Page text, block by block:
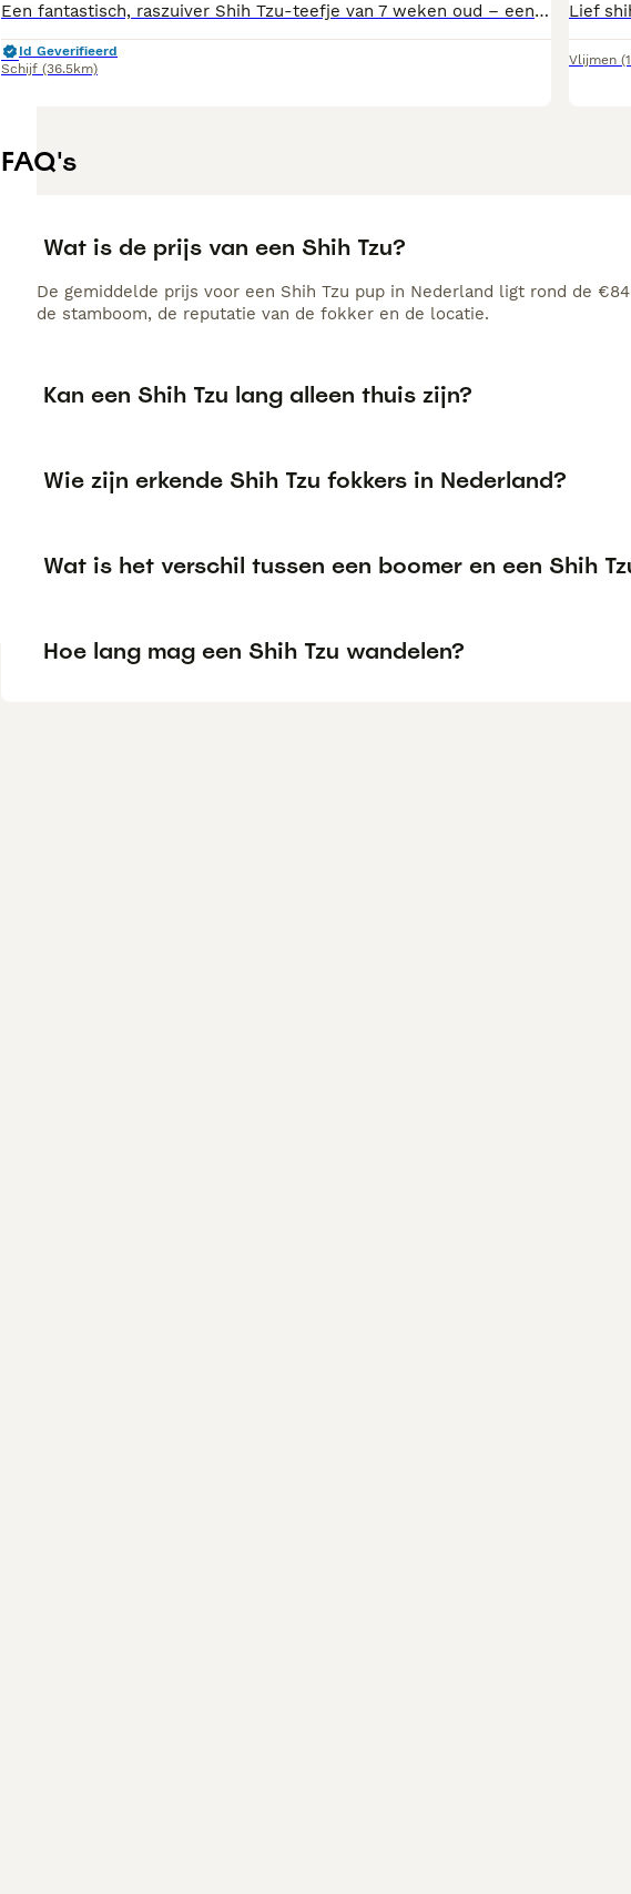
Een fantastisch, raszuiver Shih Tzu-teefje van 7 weken oud – een zeldzame vondst. Neem voor details of informatie telefonisch of via WhatsApp contact op.
Id Geverifieerd
Schijf (36.5km)
Vlijmen
FAQ's
Wat is de prijs van een Shih Tzu?
De gemiddelde prijs voor een Shih Tzu pup in Nederland ligt rond de
de stamboom, de reputatie van de fokker en de locatie.
Kan een Shih Tzu lang alleen thuis zijn?
Wie zijn erkende Shih Tzu fokkers in Nederland?
Wat is het verschil tussen een boomer en een Shih
Hoe lang mag een Shih Tzu wandelen?